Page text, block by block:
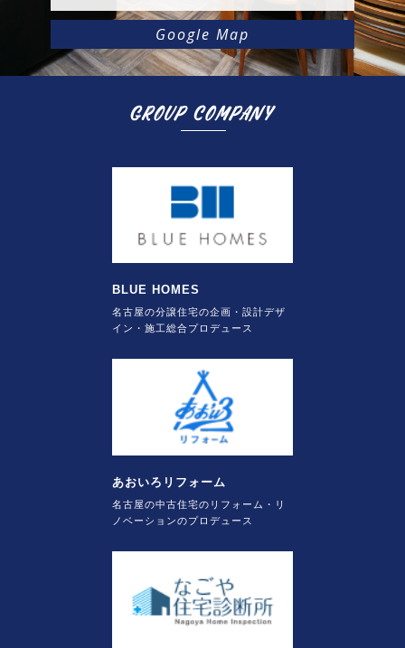
Google Map
BLUE HOMES
名古屋の分譲住宅の企画・設計デザ
イン・施工総合プロデュース
あおいろリフォーム
名古屋の中古住宅のリフォーム・リ
ノベーションのプロデュース